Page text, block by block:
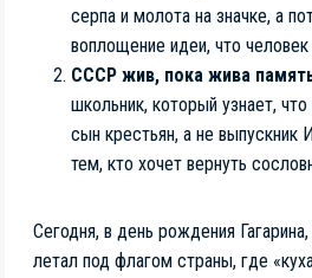
серпа и молота на значке, а
воплощение идеи, что
СССР жив, пока жива
школьник, который узнает,
сын крестьян, а не выпускник
тем, кто хочет вернуть
Сегодня, в день рождения
летал под флагом страны, где